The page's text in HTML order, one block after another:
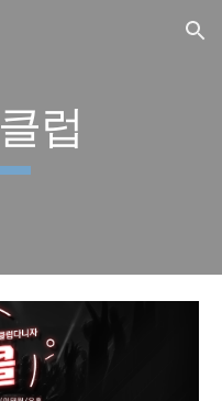
Skip to navigation
럽